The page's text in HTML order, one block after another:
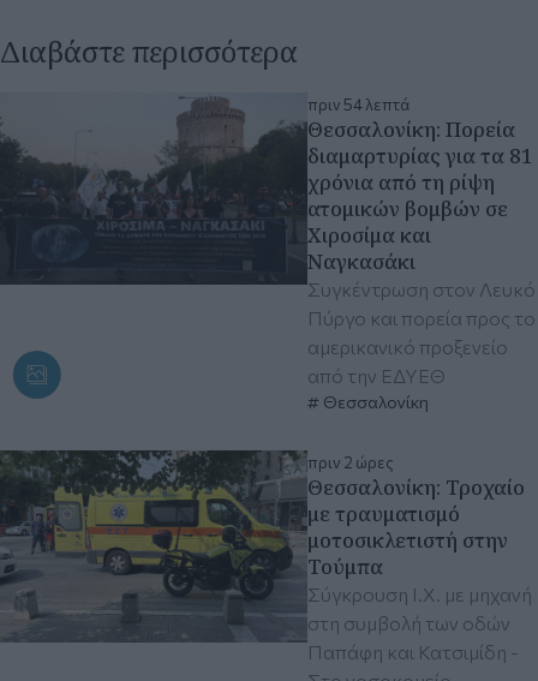
Διαβάστε περισσότερα
πριν 54 λεπτά
Θεσσαλονίκη: Πορεία
διαμαρτυρίας για τα 81
χρόνια από τη ρίψη
ατομικών βομβών σε
Χιροσίμα και
Ναγκασάκι
Συγκέντρωση στον Λευκό
Πύργο και πορεία προς το
αμερικανικό προξενείο
από την ΕΔΥΕΘ
Θεσσαλονίκη
πριν 2 ώρες
Θεσσαλονίκη: Τροχαίο
με τραυματισμό
μοτοσικλετιστή στην
Τούμπα
Σύγκρουση Ι.Χ. με μηχανή
στη συμβολή των οδών
Παπάφη και Κατσιμίδη -